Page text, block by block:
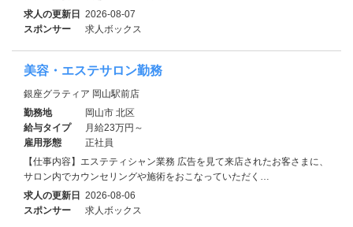
求人の更新日 2026-08-07
スポンサー
求人ボックス
美容・エステサロン勤務
銀座グラティア 岡山駅前店
勤務地
岡山市 北区
給与タイプ
月給23万円～
雇用形態
正社員
【仕事内容】エステティシャン業務 広告を見て来店されたお客さまに、
サロン内でカウンセリングや施術をおこなっていただく…
求人の更新日 2026-08-06
スポンサー
求人ボックス